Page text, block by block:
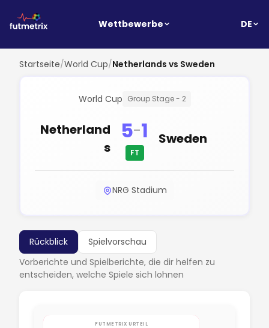
Wettbewerbe DE
Startseite/World Cup/Netherlands vs Sweden
World Cup Group Stage - 2
Netherland
s
5-1
FT
Sweden
NRG Stadium
Rückblick
Spielvorschau
Vorberichte und Spielberichte, die dir helfen zu
entscheiden, welche Spiele sich lohnen
FUTMETRIX URTEIL